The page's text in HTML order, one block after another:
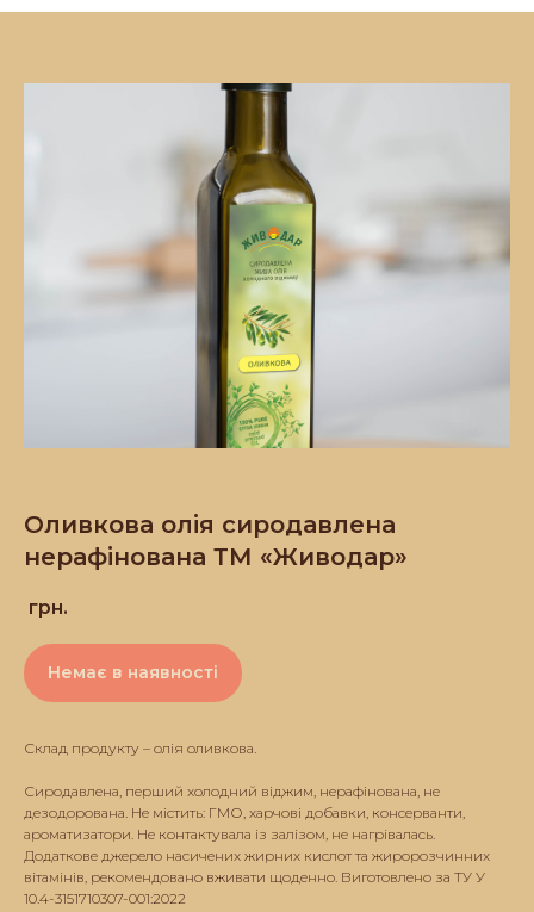
Оливкова олія сиродавлена
нерафінована ТМ «Живодар»
грн.
Немає в наявності
Склад продукту – олія оливкова.
Сиродавлена, перший холодний віджим, нерафінована, не
дезодорована. Не містить: ГМО, харчові добавки, консерванти,
ароматизатори. Не контактувала із залізом, не нагрівалась.
Додаткове джерело насичених жирних кислот та жиророзчинних
вітамінів, рекомендовано вживати щоденно. Виготовлено за ТУ У
10.4-3151710307-001:2022